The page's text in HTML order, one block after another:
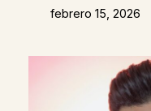
febrero 15, 2026